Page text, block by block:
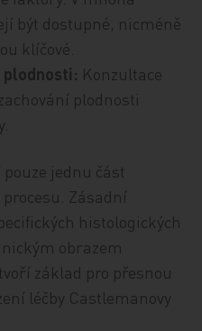
být dostupné, nicméně
klíčové.
plodnosti: Konzultace
plodnosti
jednu část
Zásadní
histologických
obrazem
základ pro přesnou
léčby Castlemanovy